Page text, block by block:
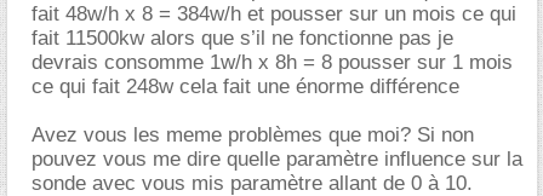
fait 48w/h x 8 = 384w/h et pousser sur un mois ce qui
fait 11500kw alors que s’il ne fonctionne pas je
devrais consomme 1w/h x 8h = 8 pousser sur 1 mois
ce qui fait 248w cela fait une énorme différence
Avez vous les meme problèmes que moi? Si non
pouvez vous me dire quelle paramètre influence sur la
sonde avec vous mis paramètre allant de 0 à 10.